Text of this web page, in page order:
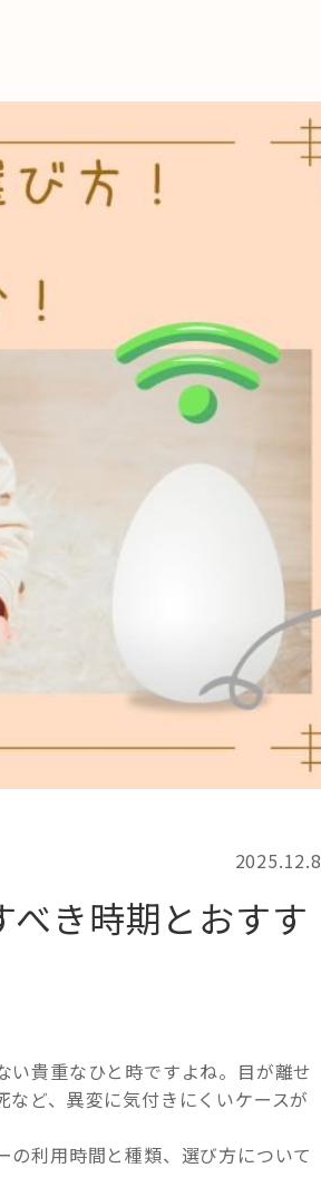
2025.12.8
き時期とおすす
貴重なひと時ですよね。目が離せ
ど、異変に気付きにくいケースが
利用時間と種類、選び方について